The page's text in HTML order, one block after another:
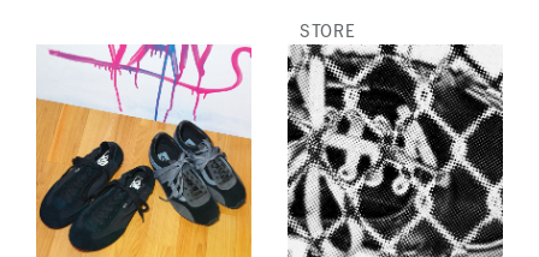
STORE